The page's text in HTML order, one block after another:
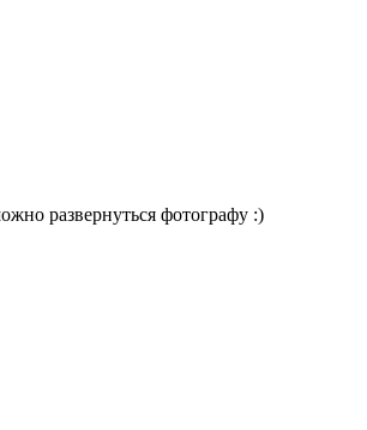
развернуться фотографу :)